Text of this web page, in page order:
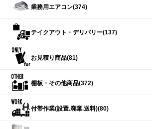
業務用エアコン(374)
テイクアウト・デリバリー(137)
お見積り商品(81)
棚板・その他商品(372)
付帯作業(設置.廃棄.送料)(80)